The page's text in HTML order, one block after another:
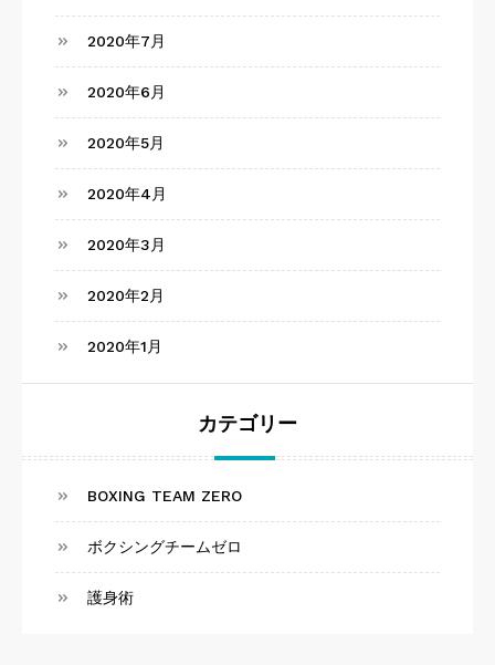
2020年7月
2020年6月
2020年5月
2020年4月
2020年3月
2020年2月
2020年1月
カテゴリー
BOXING TEAM ZERO
ボクシングチームゼロ
護身術